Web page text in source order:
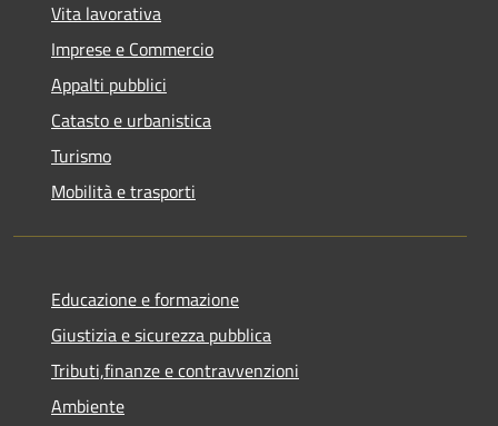
Vita lavorativa
Imprese e Commercio
Appalti pubblici
Catasto e urbanistica
Turismo
Mobilità e trasporti
Educazione e formazione
Giustizia e sicurezza pubblica
Tributi,finanze e contravvenzioni
Ambiente